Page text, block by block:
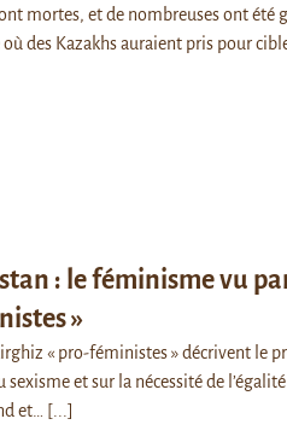
mortes, et de nombreuses ont été
des Kazakhs auraient pris pour
: le féminisme vu
»
« pro-féministes » décrivent le
et sur la nécessité de
et…
[...]